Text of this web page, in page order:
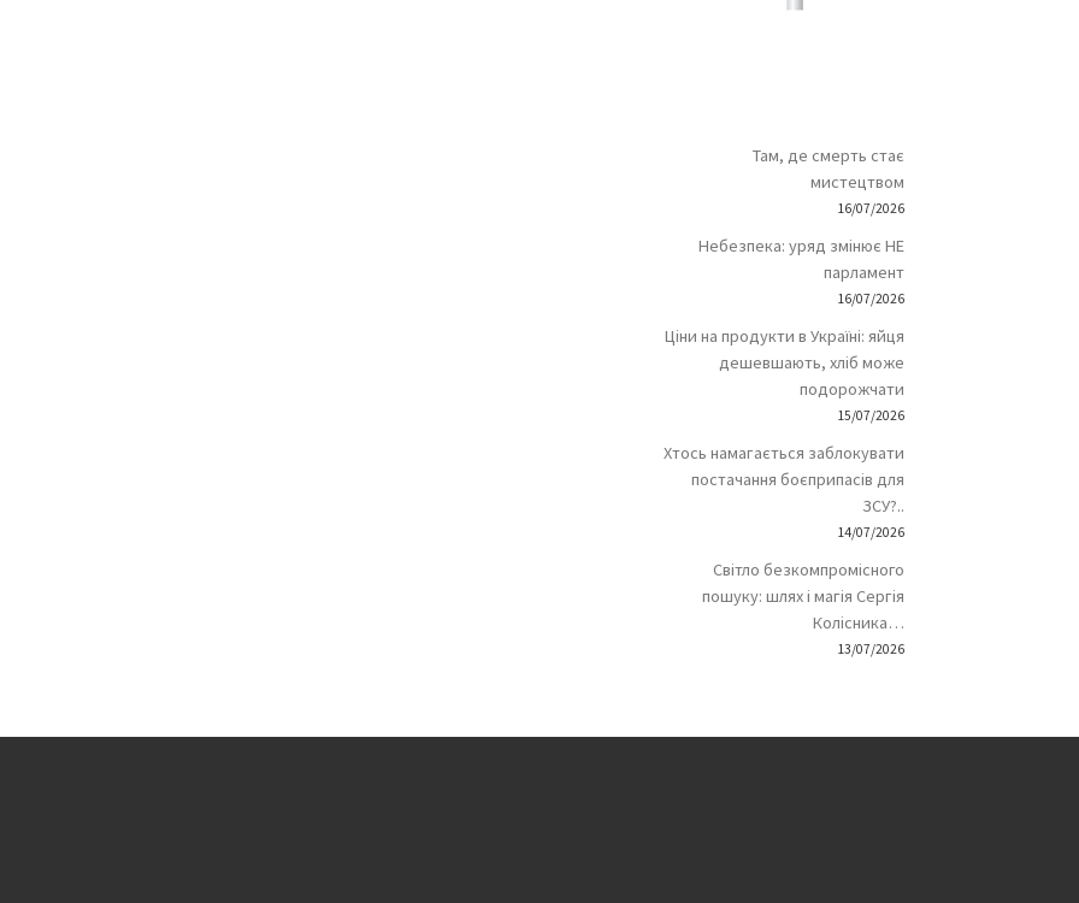
Там, де смерть стає
мистецтвом
16/07/2026
Небезпека: уряд змінює НЕ
парламент
16/07/2026
Ціни на продукти в Україні: яйця
дешевшають, хліб може
подорожчати
15/07/2026
Хтось намагається заблокувати
постачання боєприпасів для
ЗСУ?..
14/07/2026
Світло безкомпромісного
пошуку: шлях і магія Сергія
Колісника…
13/07/2026